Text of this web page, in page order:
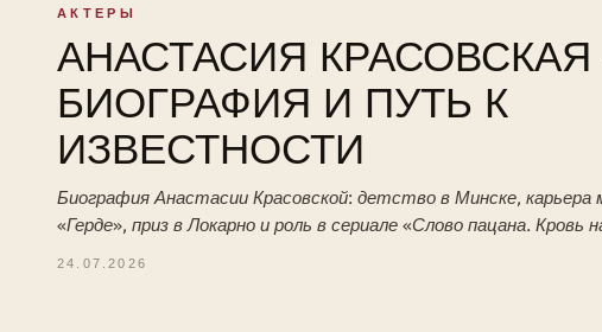
АКТЕРЫ
АНАСТАСИЯ КРАСОВСКАЯ
БИОГРАФИЯ И ПУТЬ К
ИЗВЕСТНОСТИ
Биография Анастасии Красовской: детство в Минске, карьера
«Герде», приз в Локарно и роль в сериале «Слово пацана. Кровь
24.07.2026